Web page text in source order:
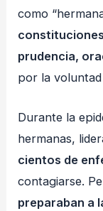
como
prudencia,
por la voluntad
Durante la
hermanas,
cientos de
contagiarse.
preparaban a